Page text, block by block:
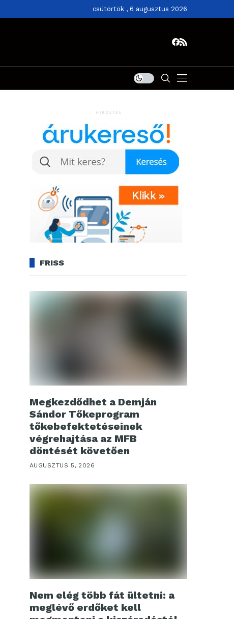
csütörtök , 6 augusztus 2026
HIRDETÉS
FRISS
Megkezdődhet a Demján
Sándor Tőkeprogram
tőkebefektetéseinek
végrehajtása az MFB
döntését követően
AUGUSZTUS 5, 2026
Nem elég több fát ültetni: a
meglévő erdőket kell